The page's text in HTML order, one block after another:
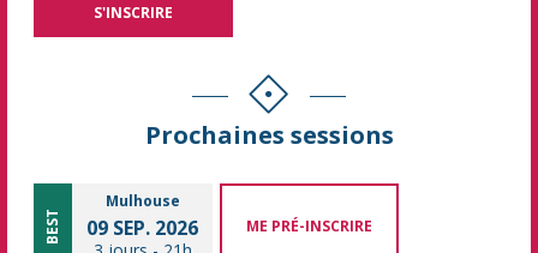
Prochaines sessions
BEST
Mulhouse
09 SEP. 2026 ME PRÉ-INSCRIRE